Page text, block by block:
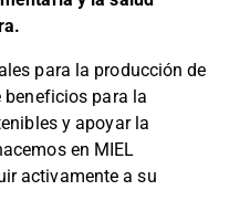
para la producción de
beneficios para la
y apoyar la
en MIEL
activamente a su